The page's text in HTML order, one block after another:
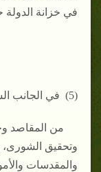
في خزانة الدولة
(5) في الجانب السياسي:
من المقاصد
وتحقيق الشورى،
والمقدسات